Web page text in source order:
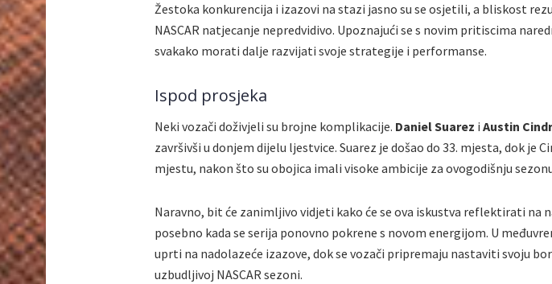
Žestoka konkurencija i izazovi na stazi jasno su se osjetili, a bliskost
NASCAR natjecanje nepredvidivo. Upoznajući se s novim pritiscima
svakako morati dalje razvijati svoje strategije i performanse.
Ispod prosjeka
Neki vozači doživjeli su brojne komplikacije. Daniel Suarez i Austin
završivši u donjem dijelu ljestvice. Suarez je došao do 33. mjesta, dok je
mjestu, nakon što su obojica imali visoke ambicije za ovogodišnju
Naravno, bit će zanimljivo vidjeti kako će se ova iskustva reflektirati na
posebno kada se serija ponovno pokrene s novom energijom. U
uprti na nadolazeće izazove, dok se vozači pripremaju nastaviti svoju
uzbudljivoj NASCAR sezoni.